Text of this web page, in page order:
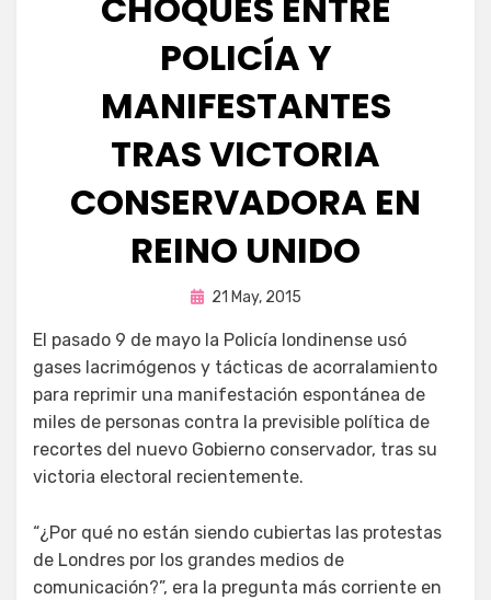
POLICÍA Y
MANIFESTANTES
TRAS VICTORIA
CONSERVADORA EN
REINO UNIDO
porEnrique
Publicada
21 May, 2015
El pasado 9 de mayo la Policía londinense usó
gases lacrimógenos y tácticas de acorralamiento
para reprimir una manifestación espontánea de
miles de personas contra la previsible política de
recortes del nuevo Gobierno conservador, tras su
victoria electoral recientemente.
“¿Por qué no están siendo cubiertas las protestas
de Londres por los grandes medios de
comunicación?”, era la pregunta más corriente en